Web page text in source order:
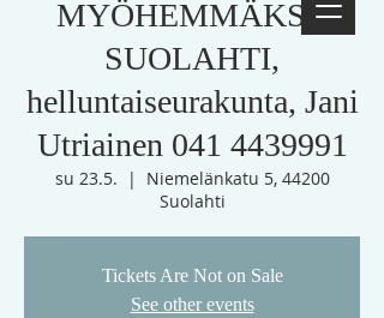
MYÖHEMMÄKSI!
SUOLAHTI,
helluntaiseurakunta, Jani
Utriainen 041 4439991
su 23.5.
  |
Niemelänkatu 5, 44200
Suolahti
Tickets Are Not on Sale
See other events